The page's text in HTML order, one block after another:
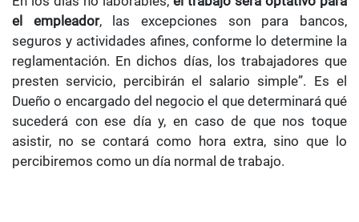
el empleador, las excepciones son para bancos,
seguros y actividades afines, conforme lo determine la
reglamentación. En dichos días, los trabajadores que
presten servicio, percibirán el salario simple”. Es el
Dueño o encargado del negocio el que determinará qué
sucederá con ese día y, en caso de que nos toque
asistir, no se contará como hora extra, sino que lo
percibiremos como un día normal de trabajo.